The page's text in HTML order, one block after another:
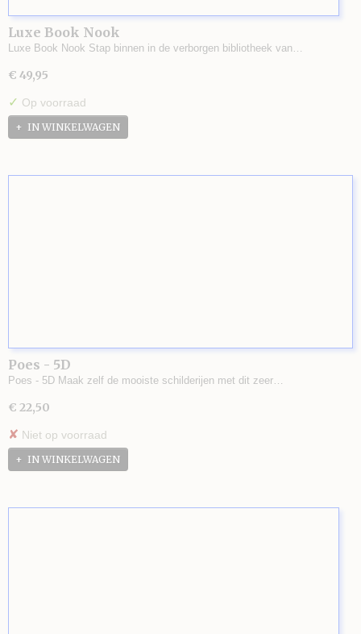
Luxe Book Nook
Luxe Book Nook Stap binnen in de verborgen bibliotheek van…
€ 49,95
✓ Op voorraad
IN WINKELWAGEN
Poes - 5D
Poes - 5D Maak zelf de mooiste schilderijen met dit zeer…
€ 22,50
✘ Niet op voorraad
IN WINKELWAGEN